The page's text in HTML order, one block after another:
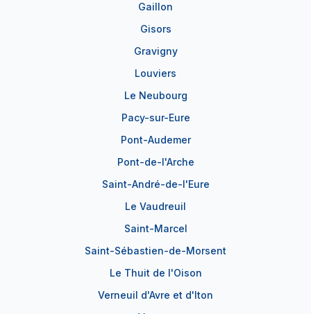
Gaillon
Gisors
Gravigny
Louviers
Le Neubourg
Pacy-sur-Eure
Pont-Audemer
Pont-de-l'Arche
Saint-André-de-l'Eure
Le Vaudreuil
Saint-Marcel
Saint-Sébastien-de-Morsent
Le Thuit de l'Oison
Verneuil d'Avre et d'Iton